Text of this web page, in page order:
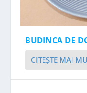
BUDINCA DE
CITEŞTE MAI